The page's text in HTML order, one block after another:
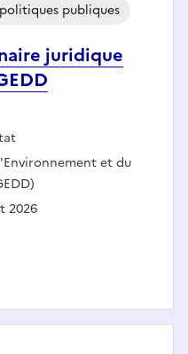
juridique
publiques
et du
2026
gestionnaire